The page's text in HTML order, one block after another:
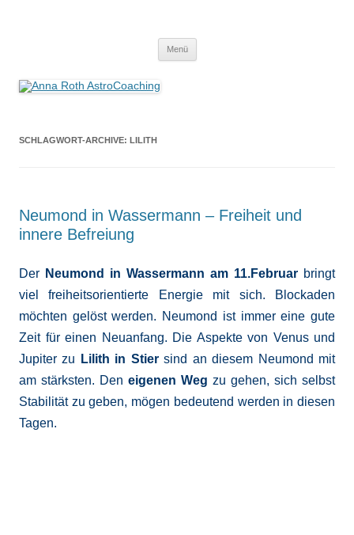
Menü
SCHLAGWORT-ARCHIVE: LILITH
Neumond in Wassermann – Freiheit und
innere Befreiung
Der Neumond in Wassermann am 11.Februar bringt
viel freiheitsorientierte Energie mit sich. Blockaden
möchten gelöst werden. Neumond ist immer eine gute
Zeit für einen Neuanfang. Die Aspekte von Venus und
Jupiter zu
Lilith in Stiersind an diesem Neumond mit
am stärksten. Den eigenen Weg zu gehen, sich selbst
Stabilität zu geben, mögen bedeutend werden in diesen
Tagen.